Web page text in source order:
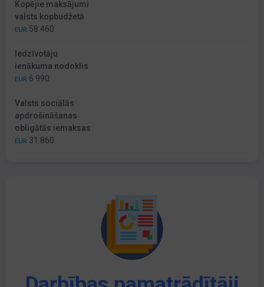
Kopējie maksājumi
valsts kopbudžetā
EUR 58 460
Iedzīvotāju
ienākuma nodoklis
EUR 6 990
Valsts sociālās
apdrošināšanas
obligātās iemaksas
EUR 31 860